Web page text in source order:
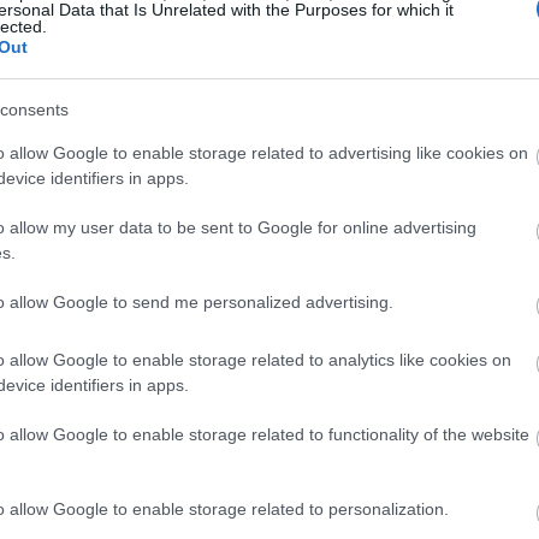
Data that Is Unrelated with the Purposes for which it
allow Google to enable storage related to advertising like cookies on
identifiers in apps.
allow my user data to be sent to Google for online advertising
allow Google to send me personalized advertising.
allow Google to enable storage related to analytics like cookies on
identifiers in apps.
allow Google to enable storage related to functionality of the website
allow Google to enable storage related to personalization.
έτοιμο μαγειρευτό φαγητό από σούπερ
που δείχνει την ενίσχυση του
έτοιμου φαγητού.
μέρος της κατανάλωσης έχει
λιανικής, οι οποίες τα τελευταία
στην ανάπτυξη νέων προτάσεων έτοιμου
ποσοστό των καταναλωτών που δηλώνει
από 45% το 2016 σε 39% σήμερα,
αγορά αποκτά σταδιακά
των ελληνικών νοικοκυριών.